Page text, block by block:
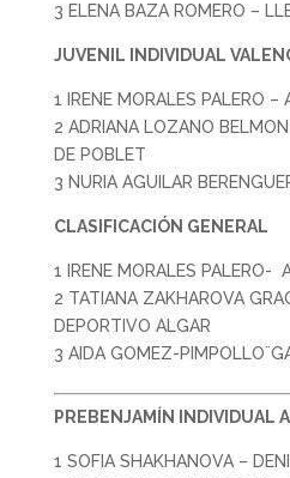
3 ELENA BAZA ROMERO –
JUVENIL INDIVIDUAL
1 IRENE MORALES PALERO –
2 ADRIANA LOZANO
DE POBLET
3 NURIA AGUILAR
CLASIFICACIÓN GENERAL
1 IRENE MORALES PALERO-
2 TATIANA ZAKHAROVA
DEPORTIVO ALGAR
3 AIDA GOMEZ-
PREBENJAMÍN INDIVIDUAL
1 SOFIA SHAKHANOVA –